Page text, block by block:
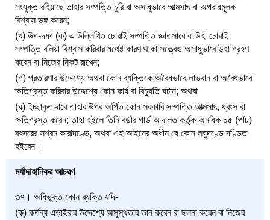
সংযুক্ত রহিয়াছে তাহার সম্পত্তি চুরি বা অসাধুভাবে আত্মসাৎ বা অপরাধমূলক
বিশ্বাস ভঙ্গ করেন;
(খ) উপ-দফা (ক) এ উল্লিখিত চোরাই সম্পত্তি জ্ঞাতসারে বা উহা চোরাই
সম্পত্তি বলিয়া বিশ্বাস করিবার যথেষ্ট কারণ থাকা সত্ত্বেও অসাধুভাবে উহা গ্রহণ
করেন বা নিজের নিকট রাখেন;
(গ) প্রতারণার উদ্দেশ্যে অথবা কোন ব্যক্তিকে অবৈধভাবে লাভবান বা অবৈধভাবে
ক্ষতিগ্রস্ত করিবার উদ্দেশ্যে কোন কার্য বা বিচ্যুতি ঘটান; অথবা
(ঘ) ইচ্ছাকৃতভাবে তাহার উপর অর্পিত কোন সরকারি সম্পত্তি আত্মসাৎ, ধ্বংস বা
ক্ষতিগ্রস্ত করেন; তাহা হইলে তিনি বর্ডার গার্ড আদালত কর্তৃক অনধিক ০৫ (পাঁচ)
বৎসরের সশ্রম কারাদণ্ডে, অথবা এই আইনের অধীন যে কোন লঘুদণ্ডে দণ্ডিত
হইবেন।
মর্যাদাহানিকর আচরণ
৩৭। অধিভুক্ত কোন ব্যক্তি যদি-
(ক) কর্তব্য এড়াইবার উদ্দেশ্যে অসুস্থতার ভান করেন বা ছলনা করেন বা নিজের